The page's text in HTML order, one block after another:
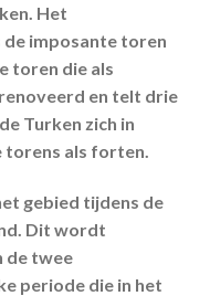
Het
de imposante toren
toren die als
en telt drie
Turken zich in
als forten.
gebied tijdens de
Dit wordt
de twee
periode die in het